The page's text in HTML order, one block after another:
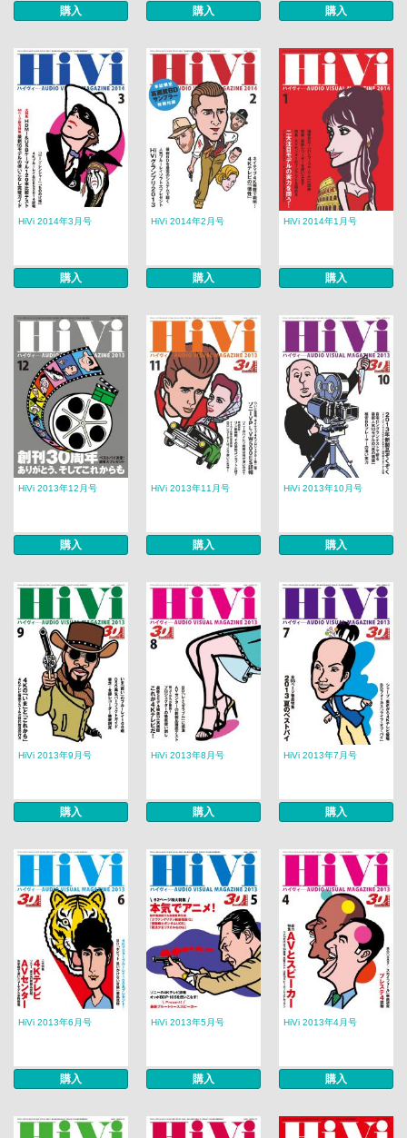
購入 購入 購入
HiVi 2014年3月号
購入
HiVi 2014年2月号
購入
HiVi 2014年1月号
購入
HiVi 2013年12月号
購入
HiVi 2013年11月号
購入
HiVi 2013年10月号
購入
HiVi 2013年9月号
購入
HiVi 2013年8月号
購入
HiVi 2013年7月号
購入
HiVi 2013年6月号
購入
HiVi 2013年5月号
購入
HiVi 2013年4月号
購入